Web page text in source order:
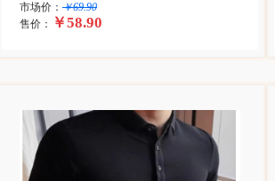
市场价： ￥69.90
售价：
￥58.90